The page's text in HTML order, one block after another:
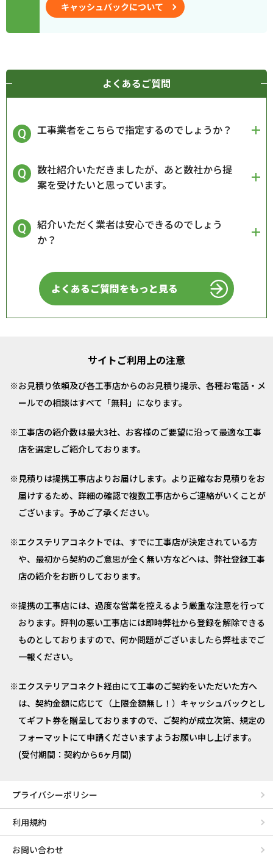
キャッシュバックについて
よくあるご質問
工事業者をこちらで指定するのでしょうか？
数社紹介いただきましたが、あと数社から提
案を受けたいと思っています。
紹介いただく業者は安心できるのでしょう
か？
よくあるご質問をもっと見る
サイトご利用上の注意
お見積り依頼及び各工事店からのお見積り提示、各種お電話・メ
ールでの相談はすべて「無料」になります。
工事店の紹介数は最大3社、お客様のご要望に沿って最適な工事
店を選定しご紹介しております。
見積りは提携工事店よりお届けします。より正確なお見積りをお
届けするため、詳細の確認で複数工事店からご連絡がいくことが
ございます。予めご了承ください。
エクステリアコネクトでは、すでに工事店が決定されている方
や、最初から契約のご意思が全く無い方などへは、弊社登録工事
店の紹介をお断りしております。
提携の工事店には、過度な営業を控えるよう厳重な注意を行って
おります。評判の悪い工事店には即時弊社から登録を解除できる
ものとしておりますので、何か問題がございましたら弊社までご
一報ください。
エクステリアコネクト経由にて工事のご契約をいただいた方へ
は、契約金額に応じて（上限金額無し！）キャッシュバックとし
てギフト券を贈呈しておりますので、ご契約が成立次第、規定の
フォーマットにて申請くださいますようお願い申し上げます。
(受付期間：契約から6ヶ月間)
プライバシーポリシー
利用規約
お問い合わせ